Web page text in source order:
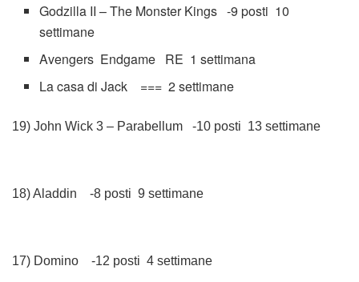
Godzilla II – The Monster Kings -9 posti 10
settimane
Avengers Endgame RE 1 settimana
La casa di Jack === 2 settimane
19) John Wick 3 – Parabellum -10 posti 13 settimane
18) Aladdin -8 posti 9 settimane
17) Domino -12 posti 4 settimane